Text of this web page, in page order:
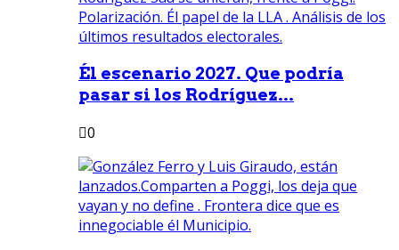
Él escenario 2027. Que podría
pasar si los Rodríguez...
0